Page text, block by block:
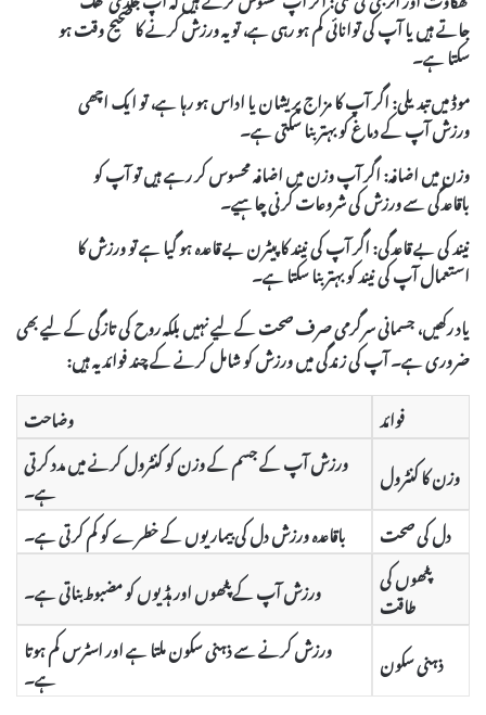
جاتے ہیں یا آپ کی توانائی کم ہو رہی ہے، تو یہ ورزش کرنے کا صحیح وقت ہو
سکتا ہے۔
موڈ میں تبدیلی:اگر آپ کا مزاج پریشان یا اداس ہو رہا ہے، تو ایک اچھی
ورزش آپ کے دماغ کو بہتر بنا سکتی ہے۔
وزن میں اضافہ:اگر آپ وزن میں اضافہ محسوس کر رہے ہیں تو آپ کو
باقاعدگی سے ورزش کی شروعات کرنی چاہیے۔
نیند کی بے قاعدگی:اگر آپ کی نیند کا پیٹرن بے قاعدہ ہو گیا ہے تو ورزش کا
استعمال آپ کی نیند کو بہتر بنا سکتا ہے۔
یاد رکھیں، جسمانی سرگرمی صرف صحت کے لیے نہیں بلکہ روح کی تازگی کے لیے بھی
ضروری ہے۔ آپ کی زندگی میں ورزش کو شامل کرنے کے چند فوائد یہ ہیں:
فوائد
وضاحت
وزن کا کنٹرول
ورزش آپ کے جسم کے وزن کو کنٹرول کرنے میں مدد کرتی
ہے۔
دل کی صحت
باقاعدہ ورزش دل کی بیماریوں کے خطرے کو کم کرتی ہے۔
پٹھوں کی
طاقت
ورزش آپ کے پٹھوں اور ہڈیوں کو مضبوط بناتی ہے۔
ذہنی سکون
ورزش کرنے سے ذہنی سکون ملتا ہے اور اسٹرس کم ہوتا
ہے۔